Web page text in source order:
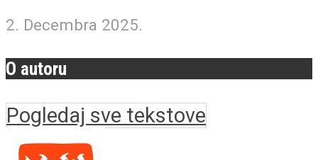
2. Decembra 2025.
O autoru
Pogledaj sve tekstove